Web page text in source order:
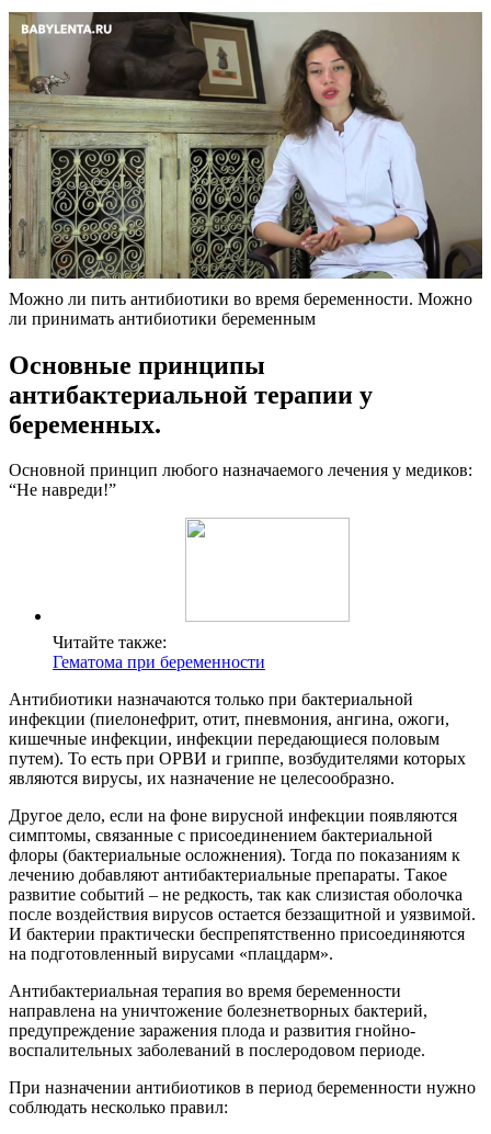
Можно ли пить антибиотики во время беременности. Можно
ли принимать антибиотики беременным
Основные принципы
антибактериальной терапии у
беременных.
Основной принцип любого назначаемого лечения у медиков:
“Не навреди!”
Читайте также:
Гематома при беременности
Антибиотики назначаются только при бактериальной
инфекции (пиелонефрит, отит, пневмония, ангина, ожоги,
кишечные инфекции, инфекции передающиеся половым
путем). То есть при ОРВИ и гриппе, возбудителями которых
являются вирусы, их назначение не целесообразно.
Другое дело, если на фоне вирусной инфекции появляются
симптомы, связанные с присоединением бактериальной
флоры (бактериальные осложнения). Тогда по показаниям к
лечению добавляют антибактериальные препараты. Такое
развитие событий – не редкость, так как слизистая оболочка
после воздействия вирусов остается беззащитной и уязвимой.
И бактерии практически беспрепятственно присоединяются
на подготовленный вирусами «плацдарм».
Антибактериальная терапия во время беременности
направлена на уничтожение болезнетворных бактерий,
предупреждение заражения плода и развития гнойно-
воспалительных заболеваний в послеродовом периоде.
При назначении антибиотиков в период беременности нужно
соблюдать несколько правил: